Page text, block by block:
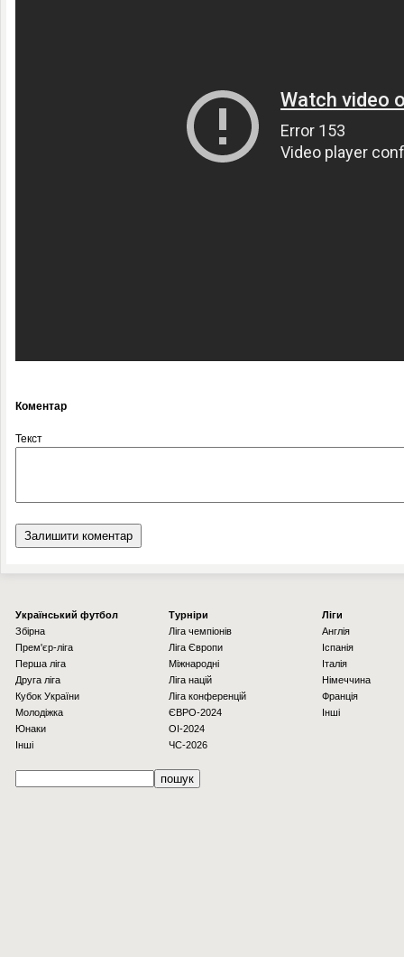
Коментар
Текст
Українcький футбол
Збірна
Прем'єр-ліга
Перша ліга
Друга ліга
Кубок України
Молодіжка
Юнаки
Інші
Турніри
Ліга чемпіонів
Ліга Європи
Міжнародні
Ліга націй
Ліга конференцій
ЄВРО-2024
OI-2024
ЧС-2026
Ліги
Англія
Іспанія
Італія
Німеччина
Франція
Інші